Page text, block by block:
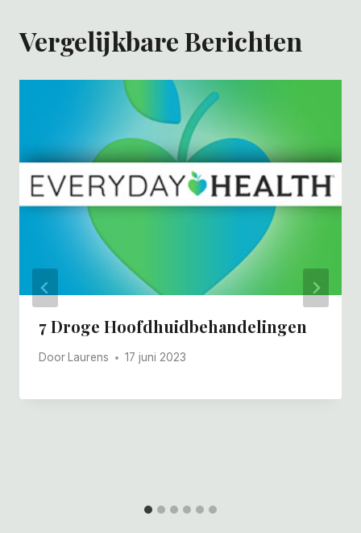
Vergelijkbare Berichten
7 Droge Hoofdhuidbehandelingen
Door Laurens 17 juni 2023